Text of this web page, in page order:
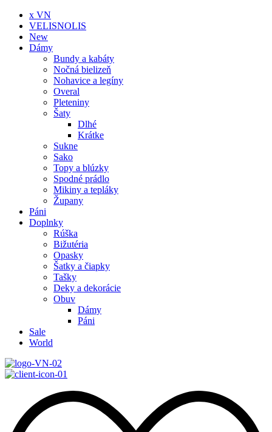
x VN
VELISNOLIS
New
Dámy
Bundy a kabáty
Nočná bielizeň
Nohavice a legíny
Overal
Pleteniny
Šaty
Dlhé
Krátke
Sukne
Sako
Topy a blúzky
Spodné prádlo
Mikiny a tepláky
Župany
Páni
Doplnky
Rúška
Bižutéria
Opasky
Šatky a čiapky
Tašky
Deky a dekorácie
Obuv
Dámy
Páni
Sale
World